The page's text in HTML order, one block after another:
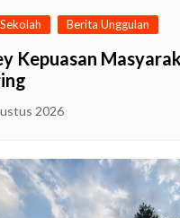
Berita Unggulan
Kepuasan
2026